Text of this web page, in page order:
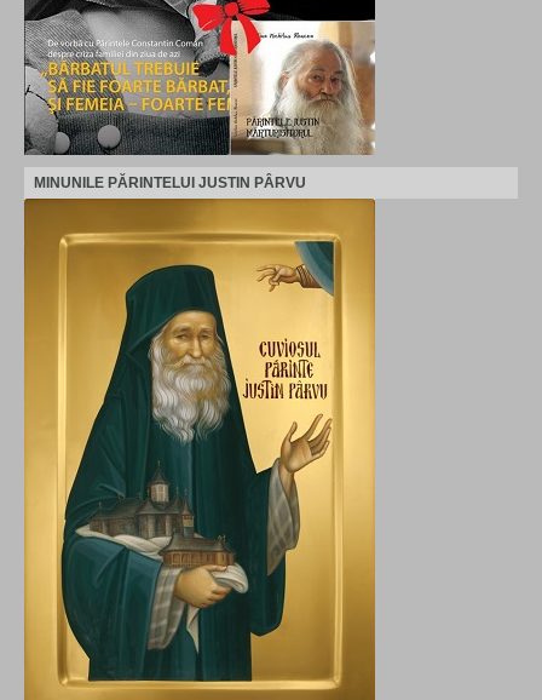
MINUNILE PĂRINTELUI JUSTIN PÂRVU